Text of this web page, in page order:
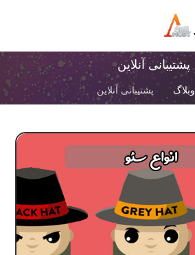
پشتیبانی آنلاین
وبلاگ پشتیبانی آنلاین